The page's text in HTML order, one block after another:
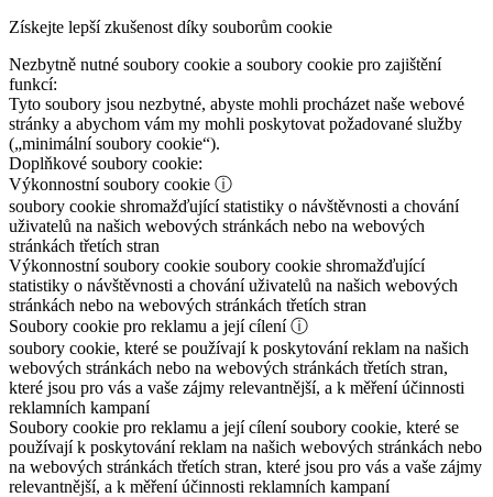
Získejte lepší zkušenost díky souborům cookie
Nezbytně nutné soubory cookie a soubory cookie pro zajištění
funkcí:
Tyto soubory jsou nezbytné, abyste mohli procházet naše webové
stránky a abychom vám my mohli poskytovat požadované služby
(„minimální soubory cookie“).
Doplňkové soubory cookie:
Výkonnostní soubory cookie ⓘ
soubory cookie shromažďující statistiky o návštěvnosti a chování
uživatelů na našich webových stránkách nebo na webových
stránkách třetích stran
Výkonnostní soubory cookie soubory cookie shromažďující
statistiky o návštěvnosti a chování uživatelů na našich webových
stránkách nebo na webových stránkách třetích stran
Soubory cookie pro reklamu a její cílení ⓘ
soubory cookie, které se používají k poskytování reklam na našich
webových stránkách nebo na webových stránkách třetích stran,
které jsou pro vás a vaše zájmy relevantnější, a k měření účinnosti
reklamních kampaní
Soubory cookie pro reklamu a její cílenísoubory cookie, které se
používají k poskytování reklam na našich webových stránkách nebo
na webových stránkách třetích stran, které jsou pro vás a vaše zájmy
relevantnější, a k měření účinnosti reklamních kampaní